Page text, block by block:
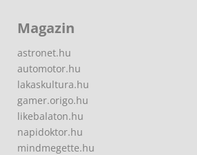
Magazin
astronet.hu
automotor.hu
lakaskultura.hu
gamer.origo.hu
likebalaton.hu
napidoktor.hu
mindmegette.hu